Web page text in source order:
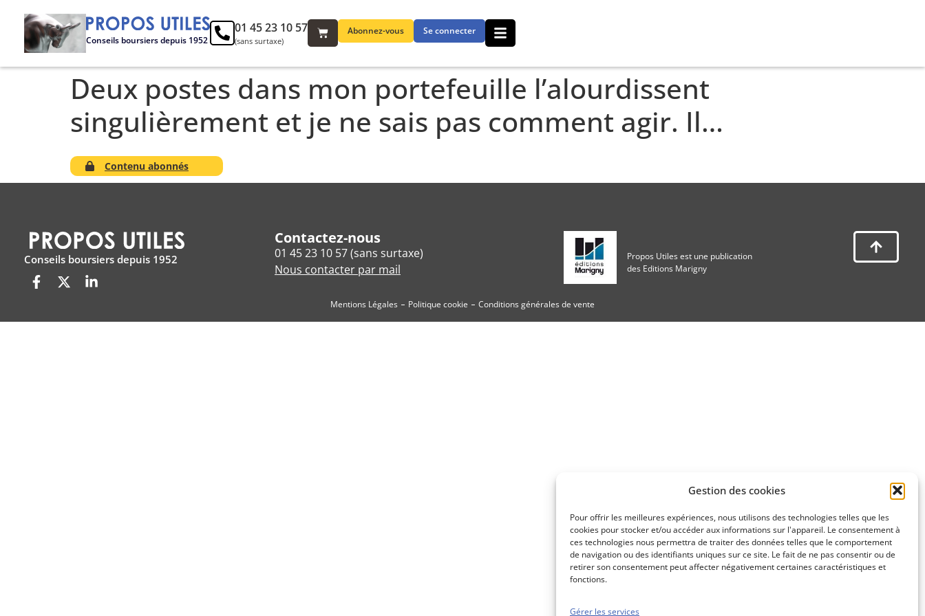
Gestion des cookies
Pour offrir les meilleures expériences, nous utilisons des technologies telles que les
cookies pour stocker et/ou accéder aux informations sur l'appareil. Le consentement à
ces technologies nous permettra de traiter des données telles que le comportement
de navigation ou des identifiants uniques sur ce site. Le fait de ne pas consentir ou de
retirer son consentement peut affecter négativement certaines caractéristiques et
fonctions.
Gérer les services
Conseils boursiers depuis 1952
Abonnez-vous Se connecter
01 45 23 10 57
(sans surtaxe)
Deux postes dans mon portefeuille l’alourdissent
singulièrement et je ne sais pas comment agir. Il…
Contenu abonnés
Conseils boursiers depuis 1952
Contactez-nous
01 45 23 10 57 (sans surtaxe)
Nous contacter par mail
Propos Utiles est une publication
des Editions Marigny
Mentions Légales Politique cookie Conditions générales de vente